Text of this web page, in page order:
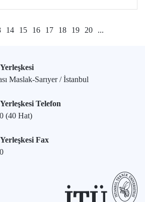
14 15 16 17 18 19 20 ...
Maslak-Sarıyer / İstanbul
Telefon
(40 Hat)
Fax